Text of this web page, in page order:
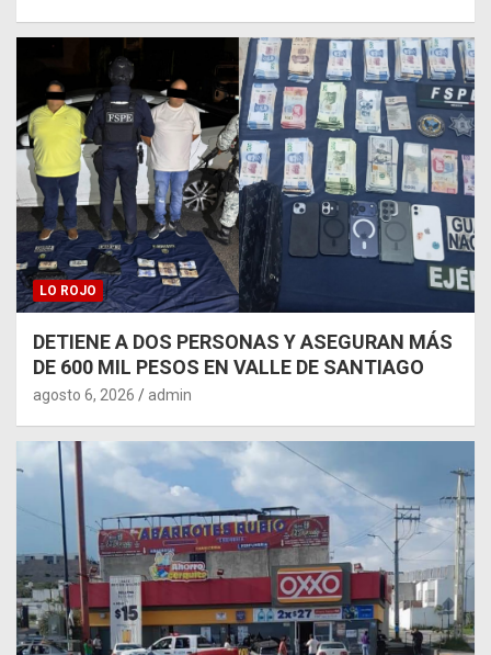
LO ROJO
DETIENE A DOS PERSONAS Y ASEGURAN MÁS
DE 600 MIL PESOS EN VALLE DE SANTIAGO
agosto 6, 2026 admin